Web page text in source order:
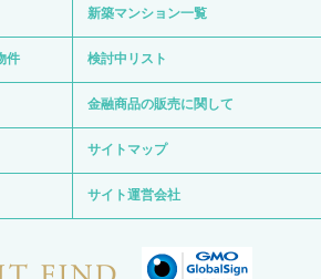
新築マンション一覧
件 検討中リスト
金融商品の販売に関して
サイトマップ
サイト運営会社